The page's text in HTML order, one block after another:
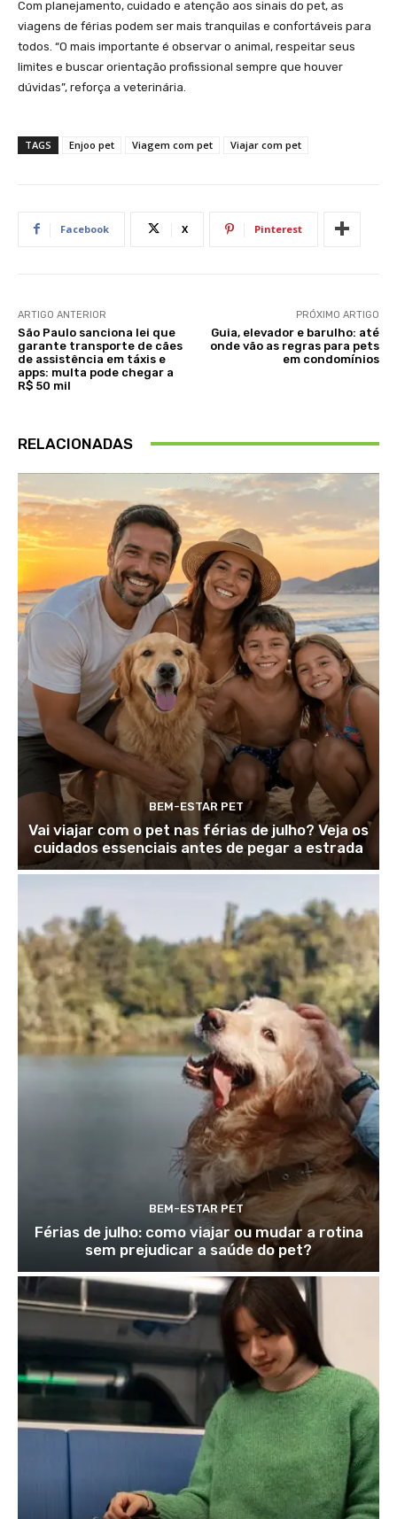
Com planejamento, cuidado e atenção aos sinais do pet, as
viagens de férias podem ser mais tranquilas e confortáveis para
todos. “O mais importante é observar o animal, respeitar seus
limites e buscar orientação profissional sempre que houver
dúvidas”, reforça a veterinária.
TAGS Enjoo pet Viagem com pet Viajar com pet
Facebook X Pinterest
ARTIGO ANTERIOR
São Paulo sanciona lei que
garante transporte de cães
de assistência em táxis e
apps: multa pode chegar a
R$ 50 mil
PRÓXIMO ARTIGO
Guia, elevador e barulho: até
onde vão as regras para pets
em condomínios
RELACIONADAS
BEM-ESTAR PET
Vai viajar com o pet nas férias de julho? Veja os
cuidados essenciais antes de pegar a estrada
BEM-ESTAR PET
Férias de julho: como viajar ou mudar a rotina
sem prejudicar a saúde do pet?